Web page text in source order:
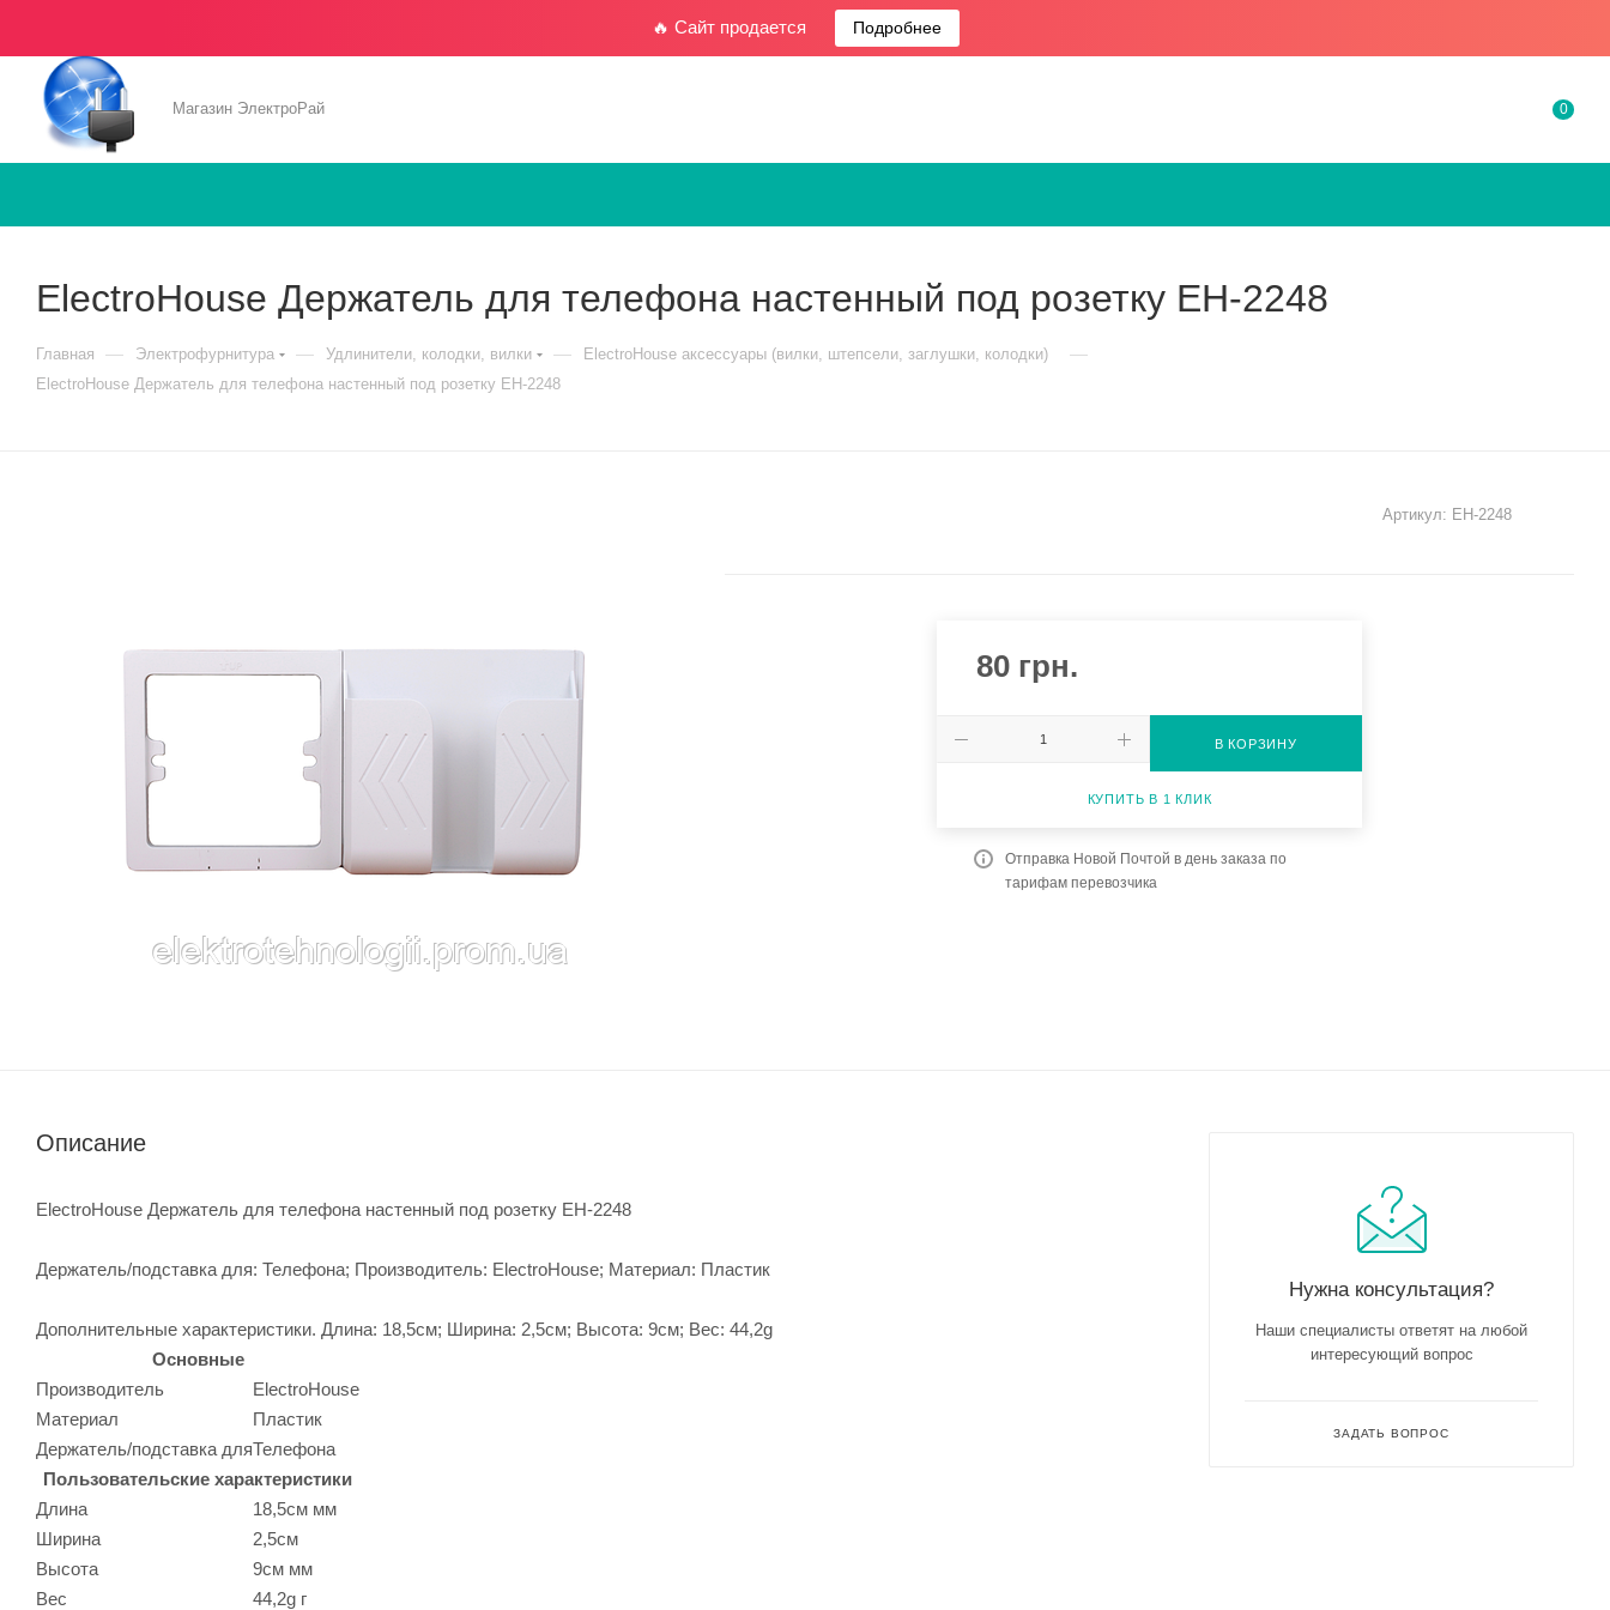
🔥 Сайт продается Подробнее
Магазин ЭлектроРай 0
ElectroHouse Держатель для телефона настенный под розетку EH-2248
Главная — Электрофурнитура — Удлинители, колодки, вилки — ElectroHouse аксессуары (вилки, штепсели, заглушки, колодки) —
ElectroHouse Держатель для телефона настенный под розетку EH-2248
Артикул: EH-2248
80 грн.
В КОРЗИНУ
КУПИТЬ В 1 КЛИК
Отправка Новой Почтой в день заказа по
тарифам перевозчика
Описание
ElectroHouse Держатель для телефона настенный под розетку EH-2248
Держатель/подставка для: Телефона; Производитель: ElectroHouse; Материал: Пластик
Дополнительные характеристики. Длина: 18,5см; Ширина: 2,5см; Высота: 9см; Вес: 44,2g
Основные
Производитель
ElectroHouse
Материал
Пластик
Держатель/подставка дляТелефона
Пользовательские характеристики
Длина
18,5см мм
Ширина
2,5см
Высота
9см мм
Вес
44,2g г
Нужна консультация?
Наши специалисты ответят на любой
интересующий вопрос
ЗАДАТЬ ВОПРОС